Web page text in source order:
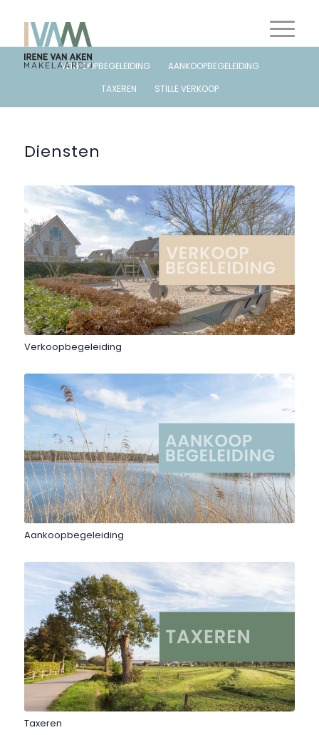
VERKOOPBEGELEIDING
AANKOOPBEGELEIDING
TAXEREN
STILLE VERKOOP
Diensten
Verkoopbegeleiding
Aankoopbegeleiding
Taxeren